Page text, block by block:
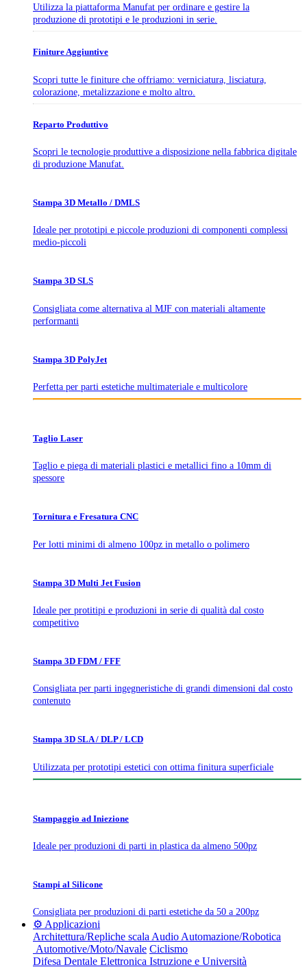
Utilizza la piattaforma Manufat per ordinare e gestire la
produzione di prototipi e le produzioni in serie.
Finiture Aggiuntive
Scopri tutte le finiture che offriamo: verniciatura, lisciatura,
colorazione, metalizzazione e molto altro.
Reparto Produttivo
Scopri le tecnologie produttive a disposizione nella fabbrica digitale
di produzione Manufat.
Stampa 3D Metallo / DMLS
Ideale per prototipi e piccole produzioni di componenti complessi
medio-piccoli
Stampa 3D SLS
Consigliata come alternativa al MJF con materiali altamente
performanti
Stampa 3D PolyJet
Perfetta per parti estetiche multimateriale e multicolore
Taglio Laser
Taglio e piega di materiali plastici e metallici fino a 10mm di
spessore
Tornitura e Fresatura CNC
Per lotti minimi di almeno 100pz in metallo o polimero
Stampa 3D Multi Jet Fusion
Ideale per protitipi e produzioni in serie di qualità dal costo
competitivo
Stampa 3D FDM / FFF
Consigliata per parti ingegneristiche di grandi dimensioni dal costo
contenuto
Stampa 3D SLA / DLP / LCD
Utilizzata per prototipi estetici con ottima finitura superficiale
Stampaggio ad Iniezione
Ideale per produzioni di parti in plastica da almeno 500pz
Stampi al Silicone
Consigliata per produzioni di parti estetiche da 50 a 200pz
⚙️ Applicazioni
Architettura/Repliche scala Audio Automazione/Robotica
Automotive/Moto/Navale Ciclismo
Difesa Dentale Elettronica Istruzione e Università